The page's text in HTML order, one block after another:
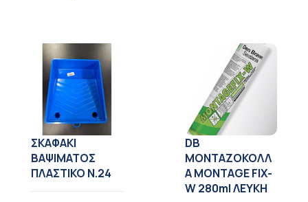
ΣΚΑΦΑΚΙ
ΒΑΨΙΜΑΤΟΣ
ΠΛΑΣΤΙΚΟ Ν.24
DB
ΜΟΝΤΑΖΟΚΟΛΛ
Α MONTAGE FIX-
W 280ml ΛΕΥΚΗ